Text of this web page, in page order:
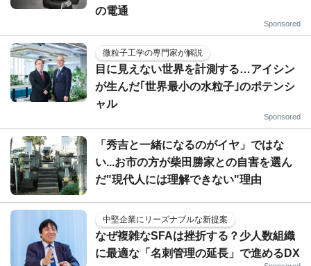
の電通
Sponsored
微粒子工学の専門家が解説
目に見えない世界を計測する…アイシン
が生んだ｢世界最小の水粒子｣のポテンシ
ャル
Sponsored
「秀吉と一緒になるのがイヤ」ではな
い...お市の方が柴田勝家との自害を選ん
だ"現代人には理解できない"理由
中堅企業にリーズナブルな新提案
なぜ複雑なSFAは挫折する？少人数組織
に最適な「名刺管理の延長」で進めるDX